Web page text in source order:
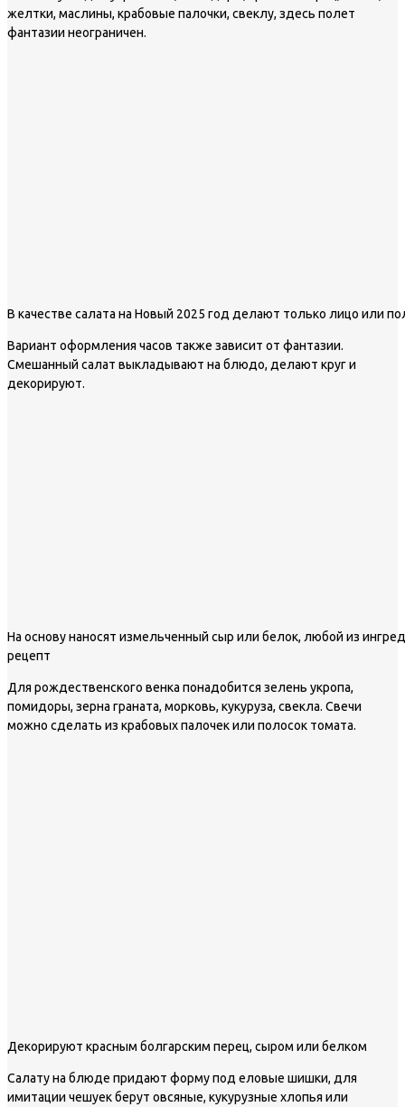
желтки, маслины, крабовые палочки, свеклу, здесь полет
фантазии неограничен.
В качестве салата на Новый 2025 год делают только лицо или
Вариант оформления часов также зависит от фантазии.
Смешанный салат выкладывают на блюдо, делают круг и
декорируют.
На основу наносят измельченный сыр или белок, любой из
рецепт
Для рождественского венка понадобится зелень укропа,
помидоры, зерна граната, морковь, кукуруза, свекла. Свечи
можно сделать из крабовых палочек или полосок томата.
Декорируют красным болгарским перец, сыром или белком
Салату на блюде придают форму под еловые шишки, для
имитации чешуек берут овсяные, кукурузные хлопья или